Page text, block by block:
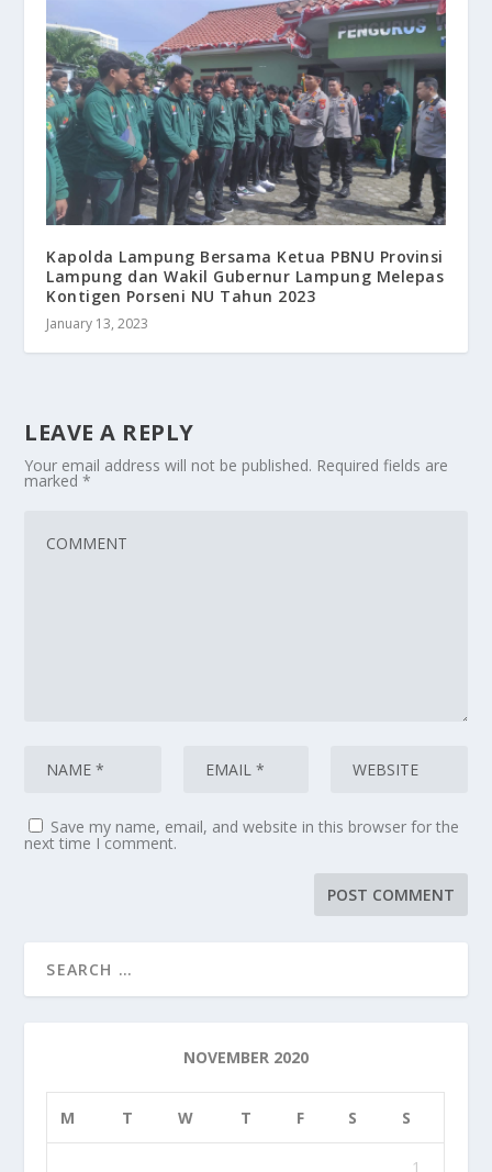
Kapolda Lampung Bersama Ketua PBNU Provinsi
Lampung dan Wakil Gubernur Lampung Melepas
Kontigen Porseni NU Tahun 2023
January 13, 2023
LEAVE A REPLY
Your email address will not be published. Required fields are
marked*
Save my name, email, and website in this browser for the
next time I comment.
NOVEMBER 2020
M T W T F S S
1